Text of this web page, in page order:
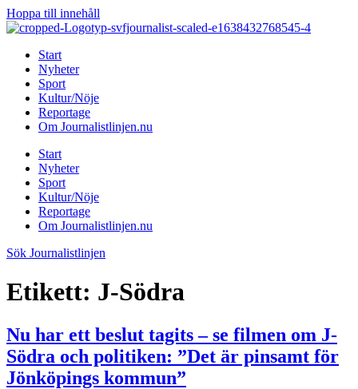
Hoppa till innehåll
Start
Nyheter
Sport
Kultur/Nöje
Reportage
Om Journalistlinjen.nu
Start
Nyheter
Sport
Kultur/Nöje
Reportage
Om Journalistlinjen.nu
Sök Journalistlinjen
Etikett: J-Södra
Nu har ett beslut tagits – se filmen om J-
Södra och politiken: ”Det är pinsamt för
Jönköpings kommun”